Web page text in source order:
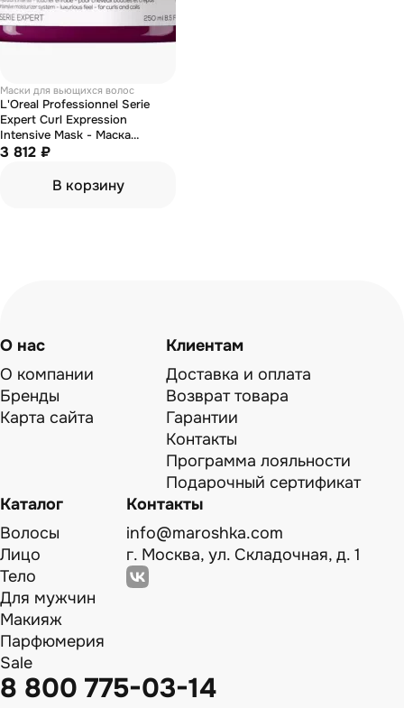
Маски для вьющихся волос
L'Oreal Professionnel Serie
Expert Curl Expression
Intensive Mask - Маска
интенсивная для вьющихся
3 812 ₽
В корзину
О нас
О компании
Бренды
Карта сайта
Клиентам
Доставка и оплата
Возврат товара
Гарантии
Контакты
Программа лояльности
Подарочный сертификат
Каталог
Волосы
Лицо
Тело
Для мужчин
Макияж
Парфюмерия
Sale
Контакты
info@maroshka.com
г. Москва, ул. Складочная, д. 1
8 800 775-03-14